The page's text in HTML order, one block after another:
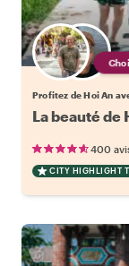
Profitez de Hoi An
La beauté de
400
CITY HIGHLIGHT